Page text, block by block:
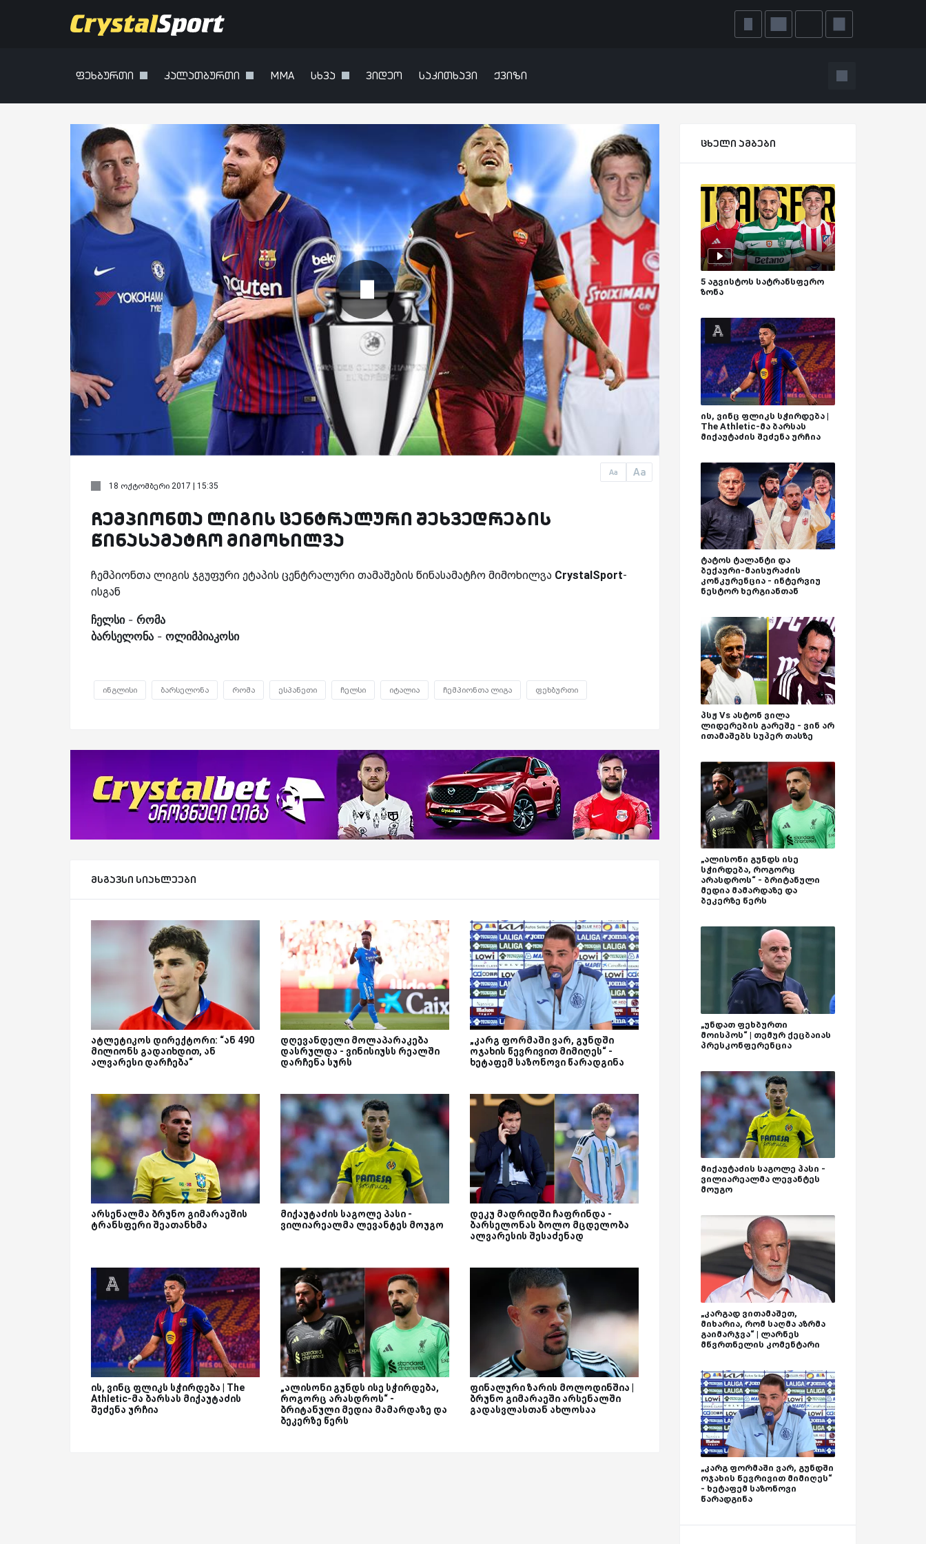
ფეხბურთი კალათბურთი MMA სხვა ვიდეო საკითხავი ქვიზი
Aa Aa
18 ოქტომბერი 2017 | 15:35
ჩემპიონთა ლიგის ცენტრალური შეხვედრების
წინასამატჩო მიმოხილვა
ჩემპიონთა ლიგის ჯგუფური ეტაპის ცენტრალური თამაშების წინასამატჩო მიმოხილვა CrystalSport-
ისგან
ჩელსი- რომა
ბარსელონა - ოლიმპიაკოსი
ინგლისი ბარსელონა რომა ესპანეთი ჩელსი იტალია ჩემპიონთა ლიგა ფეხბურთი
მსგავსი სიახლეები
ატლეტიკოს დირექტორი: “ან 490
მილიონს გადაიხდით, ან
ალვარესი დარჩება“
დღევანდელი მოლაპარაკება
დასრულდა - ვინისიუსს რეალში
დარჩენა სურს
„კარგ ფორმაში ვარ, გუნდში
ოჯახის წევრივით მიმიღეს“ -
ხეტაფემ საზონოვი წარადგინა
არსენალმა ბრუნო გიმარაეშის
ტრანსფერი შეათანხმა
მიქაუტაძის საგოლე პასი -
ვილიარეალმა ლევანტეს მოუგო
დეკუ მადრიდში ჩაფრინდა -
ბარსელონას ბოლო მცდელობა
ალვარესის შესაძენად
ის, ვინც ფლიკს სჭირდება | The
Athletic-მა ბარსას მიქაუტაძის
შეძენა ურჩია
„ალისონი გუნდს ისე სჭირდება,
როგორც არასდროს“ -
ბრიტანული მედია მამარდაზე და
ბეკერზე წერს
ფინალური ზარის მოლოდინშია |
ბრუნო გიმარაეში არსენალში
გადასვლასთან ახლოსაა
ცხელი ამბები
5 აგვისტოს სატრანსფერო
ზონა
ის, ვინც ფლიკს სჭირდება |
The Athletic-მა ბარსას
მიქაუტაძის შეძენა ურჩია
ტატოს ტალანტი და
ბექაური-მაისურაძის
კონკურენცია - ინტერვიუ
ნესტორ ხერგიანთან
პსჟ Vs ასტონ ვილა
ლიდერების გარეშე - ვინ არ
ითამაშებს სუპერ თასზე
„ალისონი გუნდს ისე
სჭირდება, როგორც
არასდროს“ - ბრიტანული
მედია მამარდაზე და
ბეკერზე წერს
„უნდათ ფეხბურთი
მოისპოს“ | თემურ ქეცბაიას
პრესკონფერენცია
მიქაუტაძის საგოლე პასი -
ვილიარეალმა ლევანტეს
მოუგო
„კარგად ვითამაშეთ,
მიხარია, რომ საღმა აზრმა
გაიმარჯვა“ | ლარნეს
მწვრთნელის კომენტარი
„კარგ ფორმაში ვარ, გუნდში
ოჯახის წევრივით მიმიღეს“
- ხეტაფემ საზონოვი
წარადგინა